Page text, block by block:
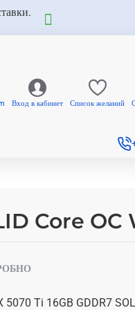
Вход в кабинет Список желаний
Core
5070 Ti 16GB GDDR7